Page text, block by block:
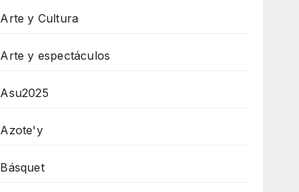
Arte y Cultura
Arte y espectáculos
Asu2025
Azote'y
Básquet